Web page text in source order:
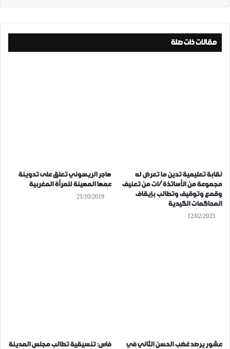
مقالات ذات صلة
نقابة تعليمية تدين ما تعرض له
مجموعة من الأساتذة/ات من تعنيف
وقمع وتوقيف وتطالب بإيقاف
المحاكمات الكيدية
12/02/2023
هاجر الريسوني تعلق على تدوينة
عمها المهينة للمرأة المغربية
21/10/2019
عشور يرصد غضب الحسن الثاني في
فاس: تنسيقية تطالب مجلس المدينة